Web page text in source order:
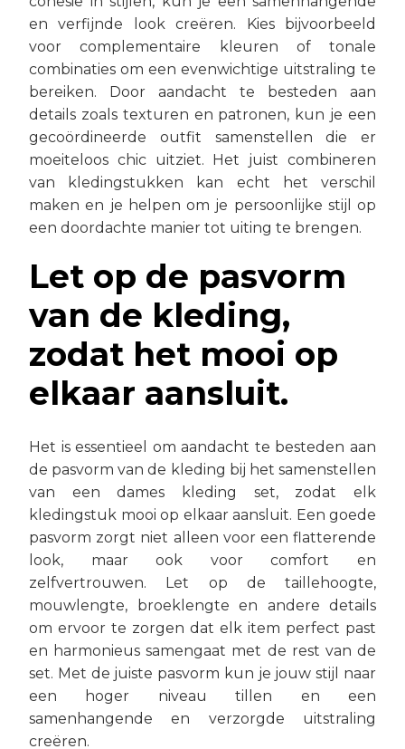
en verfijnde look creëren. Kies bijvoorbeeld
voor complementaire kleuren of tonale
combinaties om een evenwichtige uitstraling te
bereiken. Door aandacht te besteden aan
details zoals texturen en patronen, kun je een
gecoördineerde outfit samenstellen die er
moeiteloos chic uitziet. Het juist combineren
van kledingstukken kan echt het verschil
maken en je helpen om je persoonlijke stijl op
een doordachte manier tot uiting te brengen.
Let op de pasvorm
van de kleding,
zodat het mooi op
elkaar aansluit.
Het is essentieel om aandacht te besteden aan
de pasvorm van de kleding bij het samenstellen
van een dames kleding set, zodat elk
kledingstuk mooi op elkaar aansluit. Een goede
pasvorm zorgt niet alleen voor een flatterende
look, maar ook voor comfort en
zelfvertrouwen. Let op de taillehoogte,
mouwlengte, broeklengte en andere details
om ervoor te zorgen dat elk item perfect past
en harmonieus samengaat met de rest van de
set. Met de juiste pasvorm kun je jouw stijl naar
een hoger niveau tillen en een
samenhangende en verzorgde uitstraling
creëren.